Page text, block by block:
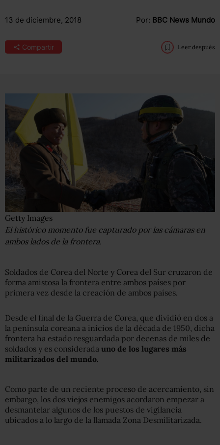
13 de diciembre, 2018 Por: BBC News Mundo
Compartir Leer después
Getty Images
El histórico momento fue capturado por las cámaras en
ambos lados de la frontera.
Soldados de Corea del Norte y Corea del Sur cruzaron de
forma amistosa la frontera entre ambos países por
primera vez desde la creación de ambos países.
Desde el final de la Guerra de Corea, que dividió en dos a
la península coreana a inicios de la década de 1950, dicha
frontera ha estado resguardada por decenas de miles de
soldados y es considerada uno de los lugares más
militarizados del mundo.
Como parte de un reciente proceso de acercamiento, sin
embargo, los dos viejos enemigos acordaron empezar a
desmantelar algunos de los puestos de vigilancia
ubicados a lo largo de la llamada Zona Desmilitarizada.